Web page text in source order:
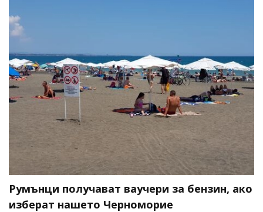
Румънци получават ваучери за бензин, ако
изберат нашето Черноморие